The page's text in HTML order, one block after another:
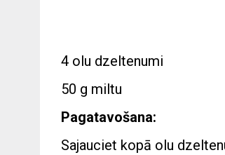
4 olu dzeltenumi
50 g miltu
Pagatavošana:
Sajauciet kopā olu